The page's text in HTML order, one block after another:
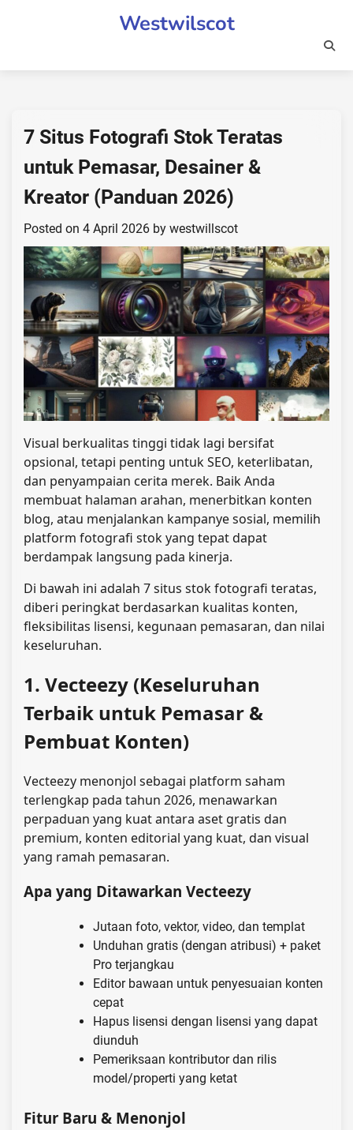
Westwilscot
7 Situs Fotografi Stok Teratas
untuk Pemasar, Desainer &
Kreator (Panduan 2026)
Posted on 4 April 2026 by westwillscot
Visual berkualitas tinggi tidak lagi bersifat
opsional, tetapi penting untuk SEO, keterlibatan,
dan penyampaian cerita merek. Baik Anda
membuat halaman arahan, menerbitkan konten
blog, atau menjalankan kampanye sosial, memilih
platform fotografi stok yang tepat dapat
berdampak langsung pada kinerja.
Di bawah ini adalah 7 situs stok fotografi teratas,
diberi peringkat berdasarkan kualitas konten,
fleksibilitas lisensi, kegunaan pemasaran, dan nilai
keseluruhan.
1. Vecteezy (Keseluruhan
Terbaik untuk Pemasar &
Pembuat Konten)
Vecteezy menonjol sebagai platform saham
terlengkap pada tahun 2026, menawarkan
perpaduan yang kuat antara aset gratis dan
premium, konten editorial yang kuat, dan visual
yang ramah pemasaran.
Apa yang Ditawarkan Vecteezy
Jutaan foto, vektor, video, dan templat
Unduhan gratis (dengan atribusi) + paket
Pro terjangkau
Editor bawaan untuk penyesuaian konten
cepat
Hapus lisensi dengan lisensi yang dapat
diunduh
Pemeriksaan kontributor dan rilis
model/properti yang ketat
Fitur Baru & Menonjol